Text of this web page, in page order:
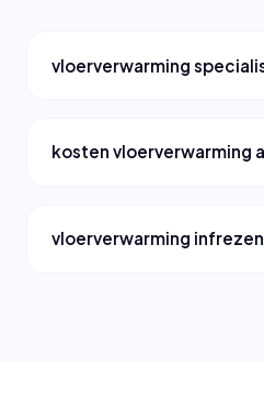
vloerverwarming
kosten vloerverwarming
vloerverwarming